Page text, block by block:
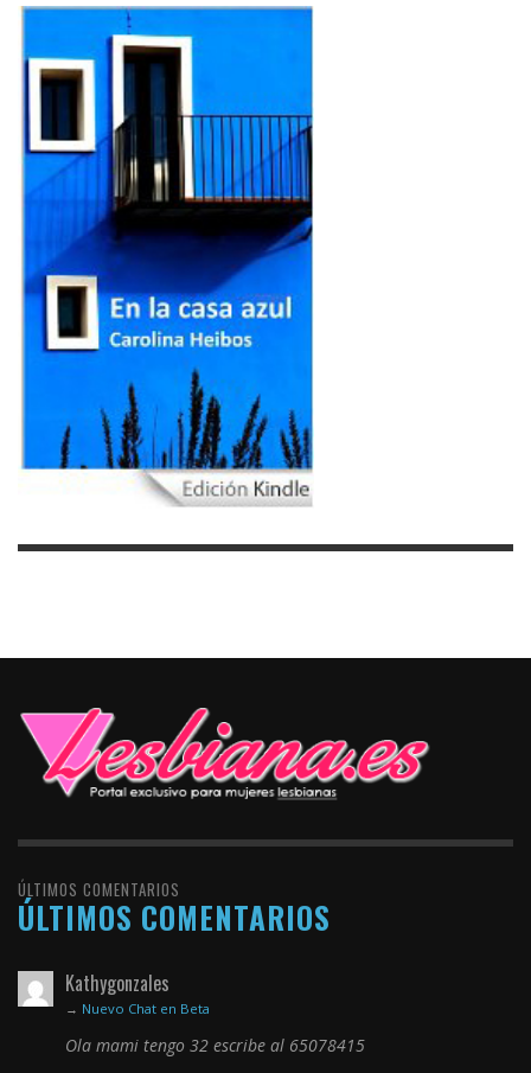
ÚLTIMOS COMENTARIOS
ÚLTIMOS COMENTARIOS
Kathygonzales
→ Nuevo Chat en Beta
Ola mami tengo 32 escribe al 65078415